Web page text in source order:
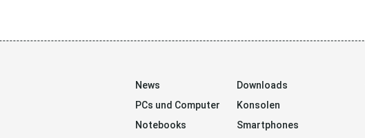
News
Downloads
PCs und Computer
Konsolen
Notebooks
Smartphones